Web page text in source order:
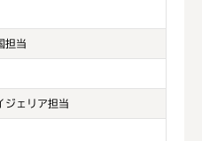
担当
ジェリア担当